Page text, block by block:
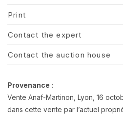
Print
Contact the expert
Contact the auction house
Provenance :
Vente Anaf-Martinon, Lyon, 16
dans cette vente par l’actuel